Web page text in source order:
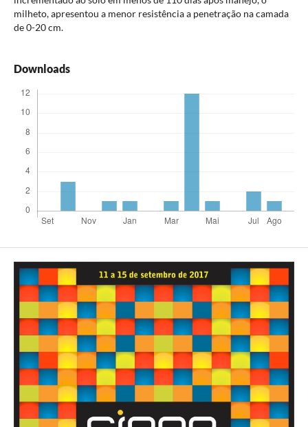
milheto, apresentou a menor resistência a penetração na camada
de 0-20 cm.
Downloads